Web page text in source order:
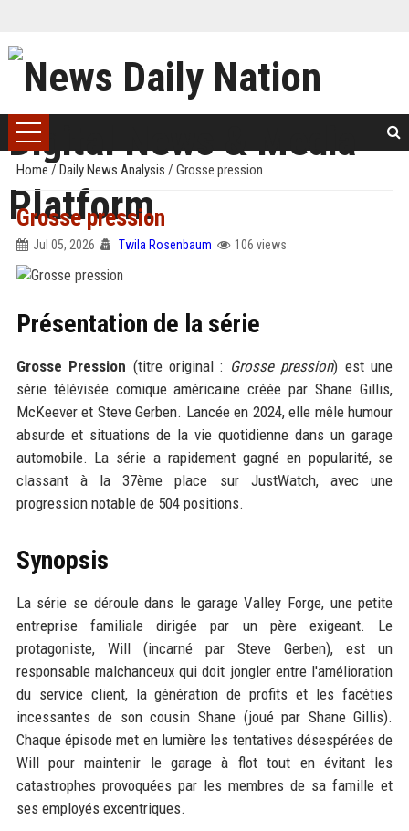
Home / Daily News Analysis / Grosse pression
Grosse pression
Jul 05, 2026 Twila Rosenbaum 106 views
Présentation de la série
Grosse Pression (titre original : Grosse pression) est une
série télévisée comique américaine créée par Shane Gillis,
McKeever et Steve Gerben. Lancée en 2024, elle mêle humour
absurde et situations de la vie quotidienne dans un garage
automobile. La série a rapidement gagné en popularité, se
classant à la 37ème place sur JustWatch, avec une
progression notable de 504 positions.
Synopsis
La série se déroule dans le garage Valley Forge, une petite
entreprise familiale dirigée par un père exigeant. Le
protagoniste, Will (incarné par Steve Gerben), est un
responsable malchanceux qui doit jongler entre l'amélioration
du service client, la génération de profits et les facéties
incessantes de son cousin Shane (joué par Shane Gillis).
Chaque épisode met en lumière les tentatives désespérées de
Will pour maintenir le garage à flot tout en évitant les
catastrophes provoquées par les membres de sa famille et
ses employés excentriques.